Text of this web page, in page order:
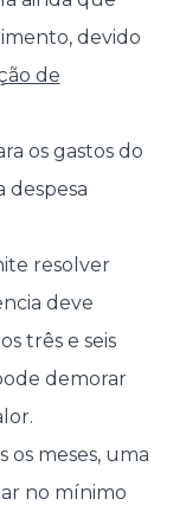
devido
de
os gastos do
despesa
resolver
deve
três e seis
demorar
os meses, uma
no mínimo